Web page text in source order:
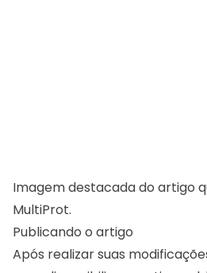
Imagem destacada do artigo
MultiProt.
Publicando o artigo
Após realizar suas